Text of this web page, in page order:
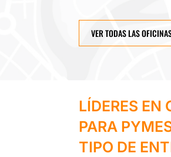
VER TODAS LAS
LÍDERES EN
PARA
TIPO DE